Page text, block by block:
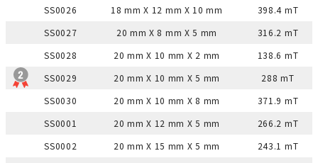
SS0026
18 mm X 12 mm X 10 mm
398.4 mT
SS0027
20 mm X 8 mm X 5 mm
316.2 mT
SS0028
20 mm X 10 mm X 2 mm
138.6 mT
SS0029
20 mm X 10 mm X 5 mm
288 mT
SS0030
20 mm X 10 mm X 8 mm
371.9 mT
SS0001
20 mm X 12 mm X 5 mm
266.2 mT
SS0002
20 mm X 15 mm X 5 mm
243.1 mT